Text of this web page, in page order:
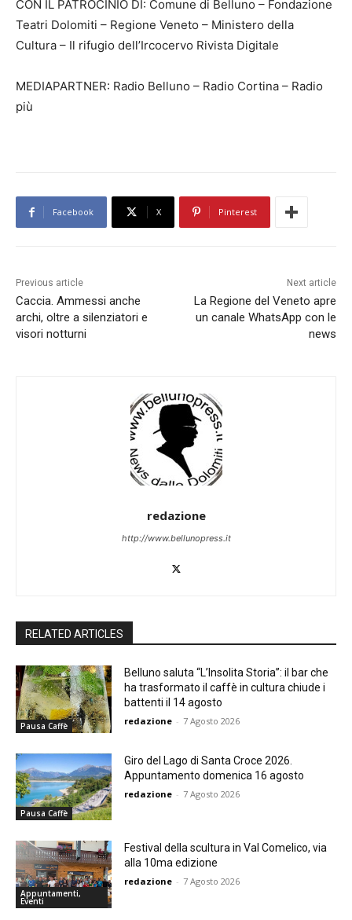
CON IL PATROCINIO DI: Comune di Belluno – Fondazione
Teatri Dolomiti – Regione Veneto – Ministero della
Cultura – Il rifugio dell’Ircocervo Rivista Digitale
MEDIAPARTNER: Radio Belluno – Radio Cortina – Radio
più
Facebook X Pinterest
Previous article
Caccia. Ammessi anche
archi, oltre a silenziatori e
visori notturni
Next article
La Regione del Veneto apre
un canale WhatsApp con le
news
redazione
http://www.bellunopress.it
RELATED ARTICLES
Pausa Caffè
Belluno saluta “L’Insolita Storia”: il bar che
ha trasformato il caffè in cultura chiude i
battenti il 14 agosto
redazione - 7 Agosto 2026
Pausa Caffè
Giro del Lago di Santa Croce 2026.
Appuntamento domenica 16 agosto
redazione - 7 Agosto 2026
Appuntamenti,
Eventi
Festival della scultura in Val Comelico, via
alla 10ma edizione
redazione - 7 Agosto 2026